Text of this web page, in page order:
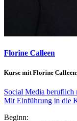
Florine Calleen
Kurse mit Florine Calleen:
Social Media beruflich
Mit Einführung in die
Beginn: